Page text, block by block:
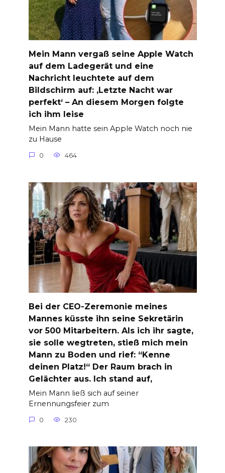
Mein Mann vergaß seine Apple Watch
auf dem Ladegerät und eine
Nachricht leuchtete auf dem
Bildschirm auf: ‚Letzte Nacht war
perfekt‘ – An diesem Morgen folgte
ich ihm leise
Mein Mann hatte sein Apple Watch noch nie
zu Hause
0 464
Bei der CEO-Zeremonie meines
Mannes küsste ihn seine Sekretärin
vor 500 Mitarbeitern. Als ich ihr sagte,
sie solle wegtreten, stieß mich mein
Mann zu Boden und rief: “Kenne
deinen Platz!“ Der Raum brach in
Gelächter aus. Ich stand auf,
Mein Mann ließ sich auf seiner
Ernennungsfeier zum
0 230